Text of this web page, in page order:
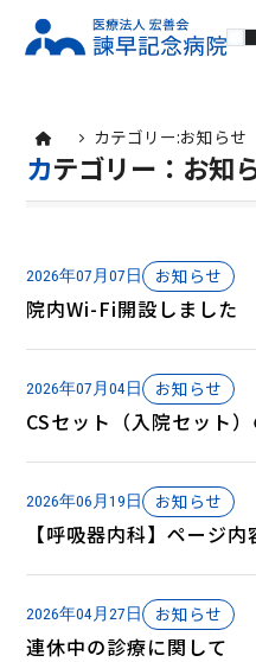
カテゴリー:お知らせ
カテゴリー：お知
2026年07月07日 お知らせ
院内Wi-Fi開設しました
2026年07月04日 お知らせ
CSセット（入院セット
2026年06月19日 お知らせ
【呼吸器内科】ページ
2026年04月27日 お知らせ
連休中の診療に関して